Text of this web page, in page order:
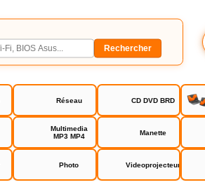
Réseau CD DVD BRD
Multimedia
MP3 MP4
Manette
Photo Videoprojecteur